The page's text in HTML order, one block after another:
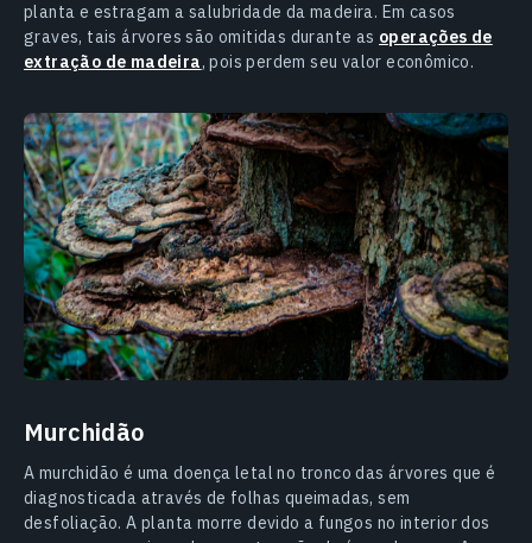
planta e estragam a salubridade da madeira. Em casos
graves, tais árvores são omitidas durante as operações de
extração de madeira, pois perdem seu valor econômico.
Murchidão
A murchidão é uma doença letal no tronco das árvores que é
diagnosticada através de folhas queimadas, sem
desfoliação. A planta morre devido a fungos no interior dos